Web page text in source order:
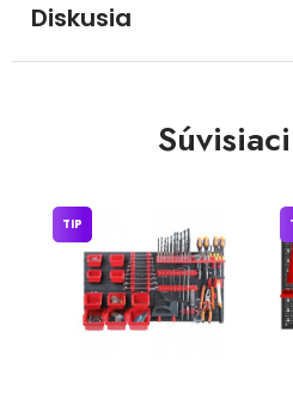
Diskusia
TIP